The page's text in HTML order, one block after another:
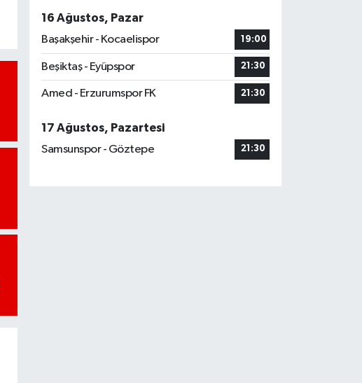
16 Ağustos, Pazar
Başakşehir - Kocaelispor
19:00
Beşiktaş - Eyüpspor 21:30
Amed - Erzurumspor FK 21:30
17 Ağustos, Pazartesi
Samsunspor - Göztepe
21:30